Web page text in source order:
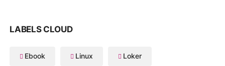
LABELS CLOUD
Ebook Linux Loker